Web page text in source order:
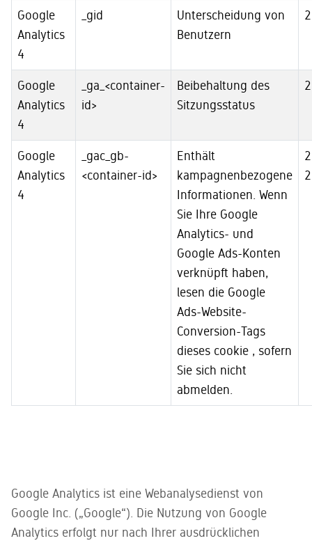
Google
Analytics
4
_gid
Unterscheidung von
Benutzern
Google
Analytics
4
_ga_<container-
id>
Beibehaltung des
Sitzungsstatus
Google
Analytics
4
_gac_gb-
<container-id>
Enthält
kampagnenbezogene
Informationen. Wenn
Sie Ihre Google
Analytics- und
Google Ads-Konten
verknüpft haben,
lesen die Google
Ads-Website-
Conversion-Tags
dieses cookie , sofern
Sie sich nicht
abmelden.
Google Analytics ist eine Webanalysedienst von
Google Inc. („Google“). Die Nutzung von Google
Analytics erfolgt nur nach Ihrer ausdrücklichen